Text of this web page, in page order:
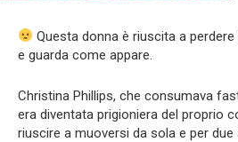
Questa donna è riuscita a
e guarda come appare.
Christina Phillips, che consumava
era diventata prigioniera del proprio
riuscire a muoversi da sola e per due